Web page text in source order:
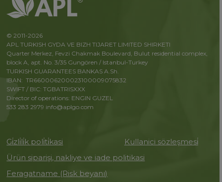
© 2011-2026
APL TURKISH GYDA VE BIZH TIJARET LIMITED SHIRKETI
Quarter Merkez, Fevzi Chakmak Boulevard, Bulut residential complex,
block A, apt. No. 3/35 Gungören / Istanbul-Turkey
TURKISH GUARANTEES BANKAS A.Sh.
IBAN: TR660006200023100009075832
SWIFT / BIC: TGBATRISXXX
Director of operations: ENGIN GUZEL
533 283 2979 info@aplgo.com
Gi̇zli̇li̇k poli̇ti̇kasi
Kullanici sözleşmesi̇
Ürün siparişi, nakliye ve iade politikasi
Feragatname (Risk beyanı)